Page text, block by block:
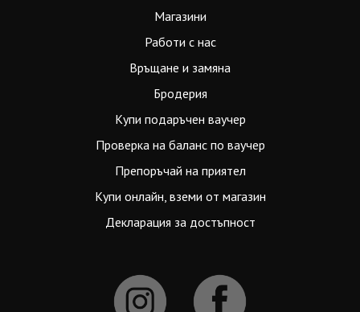
Магазини
Работи с нас
Връщане и замяна
Бродерия
Купи подаръчен ваучер
Проверка на баланс по ваучер
Препоръчай на приятел
Купи онлайн, вземи от магазин
Декларация за достъпност